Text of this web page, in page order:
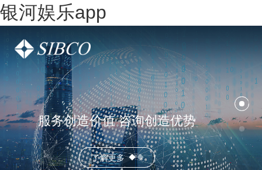
银河娱乐app
服务创造价值 咨询创造优势
了解更多